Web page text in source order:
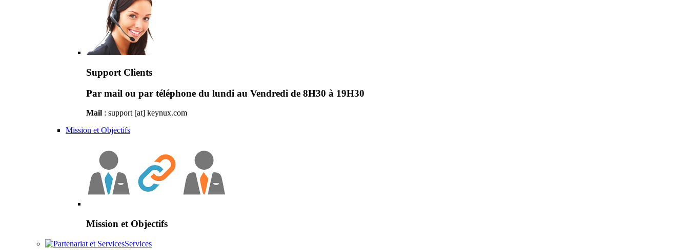
Support Clients
Par mail ou par téléphone du lundi au Vendredi de 8H30 à 19H30
Mail : support [at] keynux.com
Mission et Objectifs
Mission et Objectifs
Services